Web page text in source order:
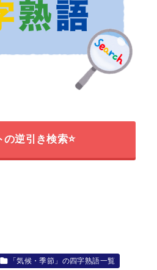
の逆引き検索⭐
「気候・季節」の四字熟語一覧